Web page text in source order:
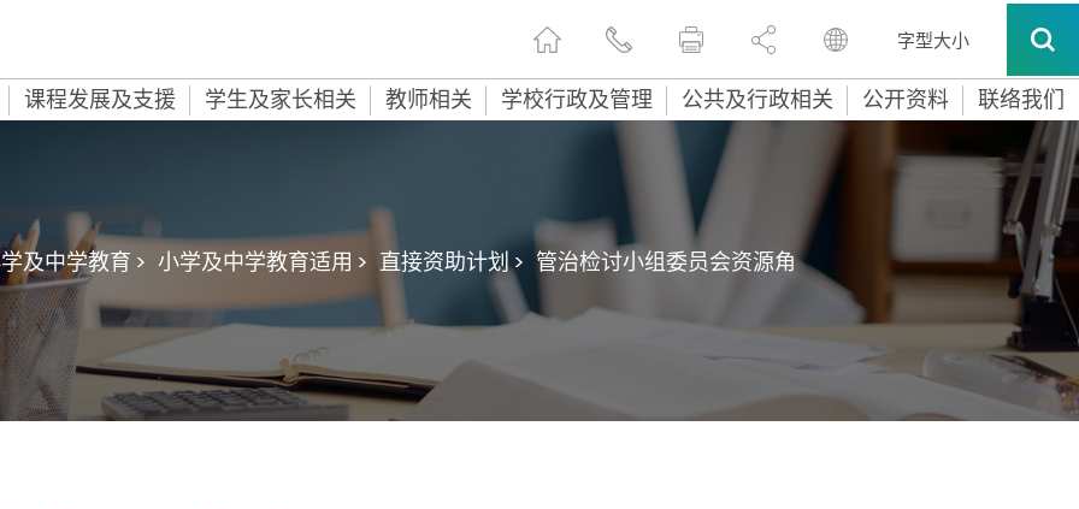
字型大小
课程发展及支援 学生及家长相关 教师相关 学校行政及管理 公共及行政相关 公开资料 联络我们
及中学教育 > 小学及中学教育适用 > 直接资助计划 > 管治检讨小组委员会资源角